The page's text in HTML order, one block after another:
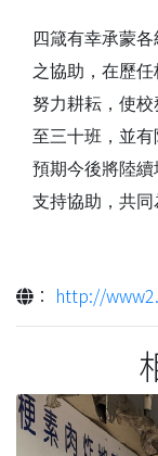
四箴有幸承蒙
之協助，在歷任
努力耕耘，使
至三十班，並有
預期今後將陸
支持協助，共
： http://